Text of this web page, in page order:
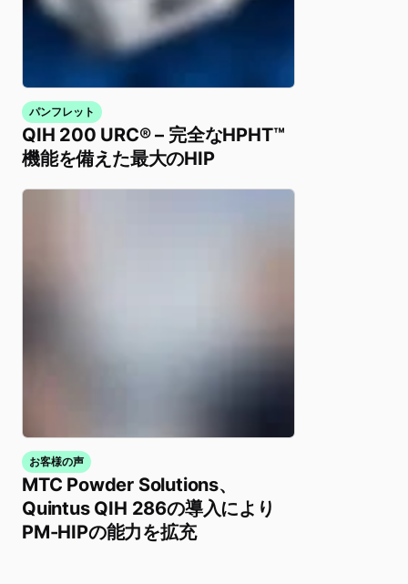
パンフレット
QIH 200 URC® – 完全なHPHT™
機能を備えた最大のHIP
お客様の声
MTC Powder Solutions、
Quintus QIH 286の導入により
PM-HIPの能力を拡充